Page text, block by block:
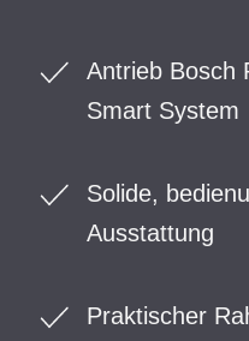
Antrieb Bosch
Smart System
Solide,
Ausstattung
Praktischer